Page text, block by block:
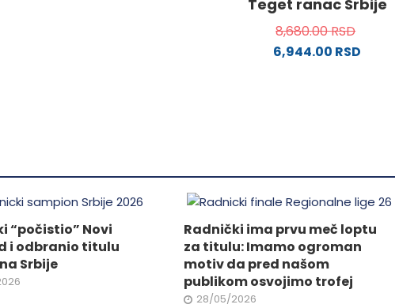
Teget ranac Srbije
8,680.00RSD
6,944.00 RSD
“počistio” Novi
i odbranio titulu
Srbije
Radnički ima prvu meč loptu
za titulu: Imamo ogroman
motiv da pred našom
publikom osvojimo trofej
28/05/2026